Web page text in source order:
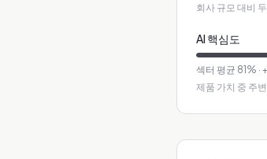
회사 규모 대비
AI 핵심도
섹터 평균 81 % ·
제품 가치 중 주